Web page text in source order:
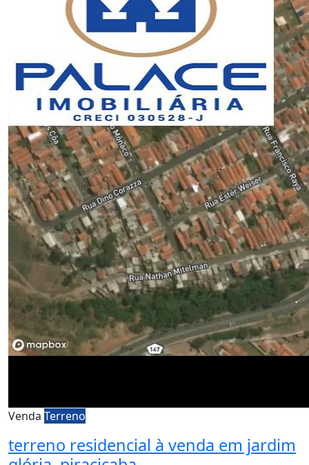
terreno residencial à venda em jardim
glória, piracicaba
Jardim Glória - Piracicaba